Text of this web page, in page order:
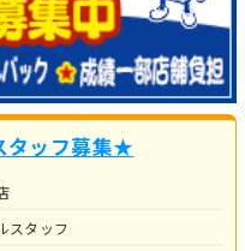
タッフ募集★
スタッフ